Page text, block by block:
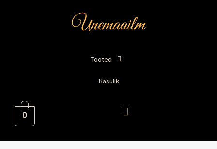
Tooted
Kasulik
0